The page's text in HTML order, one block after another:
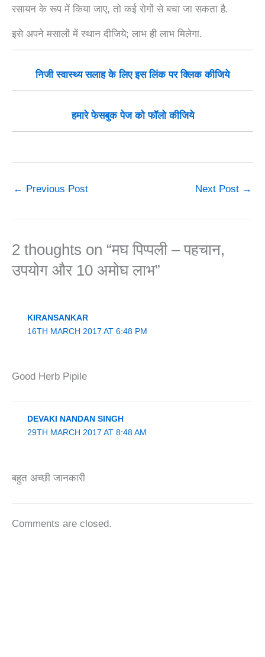
रसायन के रूप में किया जाए, तो कई रोगों से बचा जा सकता है.
इसे अपने मसालों में स्थान दीजिये; लाभ ही लाभ मिलेगा.
निजी स्वास्थ्य सलाह के लिए इस लिंक पर क्लिक कीजिये
हमारे फेसबुक पेज को फॉलो कीजिये
← Previous Post Next Post →
2 thoughts on “मघ पिप्पली – पहचान,
उपयोग और 10 अमोघ लाभ”
KIRANSANKAR
16TH MARCH 2017 AT 6:48 PM
Good Herb Pipile
DEVAKI NANDAN SINGH
29TH MARCH 2017 AT 8:48 AM
बहुत अच्छी जानकारी
Comments are closed.